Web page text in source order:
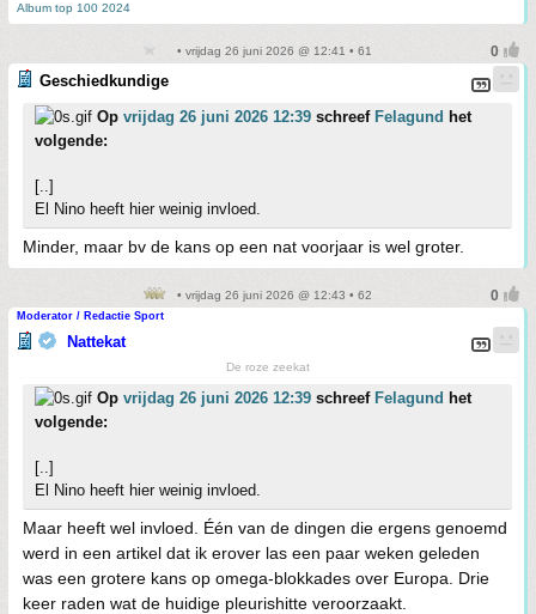
Album top 100 2024
• vrijdag 26 juni 2026 @ 12:41 • 61
Geschiedkundige
Op vrijdag 26 juni 2026 12:39 schreef Felagund het
volgende:
[..]
El Nino heeft hier weinig invloed.
Minder, maar bv de kans op een nat voorjaar is wel groter.
• vrijdag 26 juni 2026 @ 12:43 • 62
Moderator / Redactie Sport
Nattekat
De roze zeekat
Op vrijdag 26 juni 2026 12:39 schreef Felagund het
volgende:
[..]
El Nino heeft hier weinig invloed.
Maar heeft wel invloed. Één van de dingen die ergens genoemd
werd in een artikel dat ik erover las een paar weken geleden
was een grotere kans op omega-blokkades over Europa. Drie
keer raden wat de huidige pleurishitte veroorzaakt.